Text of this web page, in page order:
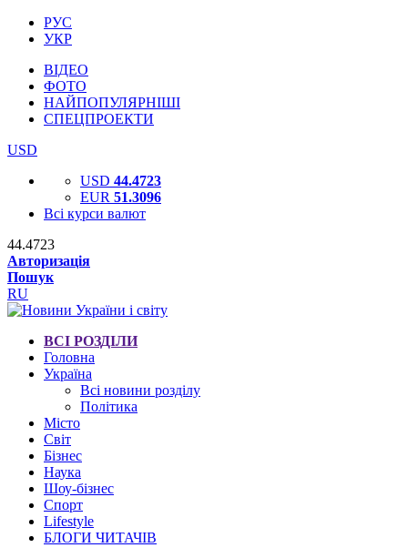
РУС
УКР
ВІДЕО
ФОТО
НАЙПОПУЛЯРНІШІ
СПЕЦПРОЕКТИ
USD
USD 44.4723
EUR 51.3096
Всі курси валют
44.4723
Авторизація
Пошук
RU
ВСІ РОЗДІЛИ
Головна
Україна
Всі новини розділу
Політика
Місто
Світ
Бізнес
Наука
Шоу-бізнес
Спорт
Lifestyle
БЛОГИ ЧИТАЧІВ